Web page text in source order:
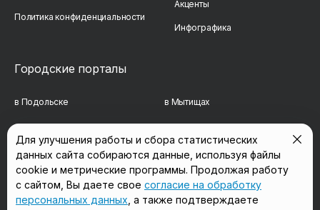
Политика конфиденциальности
Акценты
Инфографика
Городские порталы
в Подольске в Мытищах
в Сергиевом Посаде в Люберцах
в Красногорске в Королёве
в Домодедово в Щёлково
Для улучшения работы и сбора статистических
данных сайта собираются данные, используя файлы
cookie и метрические программы. Продолжая работу
с сайтом, Вы даете свое согласие на обработку
персональных данных , а также подтверждаете